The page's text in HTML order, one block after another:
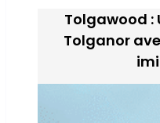
Tolgawood :
Tolganor